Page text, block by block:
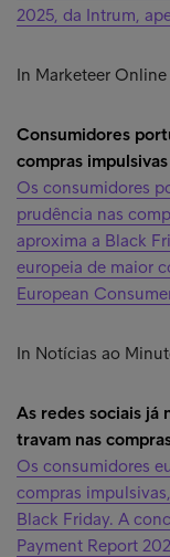
2025, da Intrum,
In Marketeer Online
Consumidores
compras impulsivas
Os consumidores
prudência nas
aproxima a Black
europeia de maior
European
In Notícias ao
As redes sociais já
travam nas
Os consumidores
compras
Black Friday. A
Payment Report